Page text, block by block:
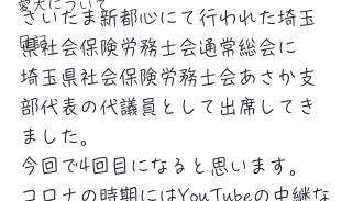
愛犬について
日記
さいたま新都心にて行われた埼玉
県社会保険労務士会通常総会に
埼玉県社会保険労務士会あさか支
部代表の代議員として出席してき
ました。
今回で4回目になると思います。
コロナの時期にはYouTubeの中継な